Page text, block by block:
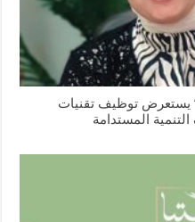
يستعرض توظيف تقنيات
المستدامة